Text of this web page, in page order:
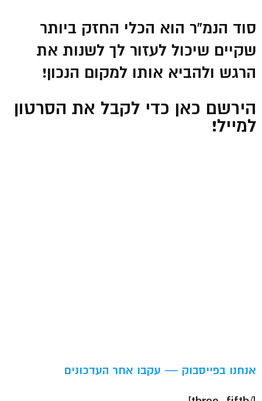
סוד הנמ”ר הוא הכלי החזק ביותר
שקיים שיכול לעזור לך לשנות את
הרגש ולהביא אותו למקום הנכון!
הירשם כאן כדי לקבל את הסרטון
למייל!
אנחנו בפייסבוק — עקבו אחר העדכונים